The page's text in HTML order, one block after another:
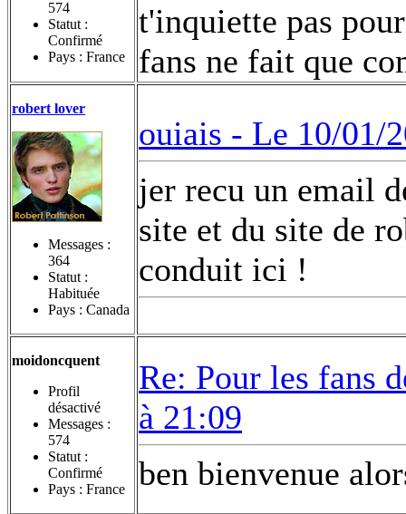
574
Statut :
Confirmé
Pays : France
t'inquiette pas
fans ne fait que
robert lover
Messages :
364
Statut :
Habituée
Pays : Canada
ouiais - Le 10/01/
jer recu un email
site et du site de
conduit ici !
moidoncquent
Profil
désactivé
Messages :
574
Statut :
Confirmé
Pays : France
Re: Pour les fans
à 21:09
ben bienvenue